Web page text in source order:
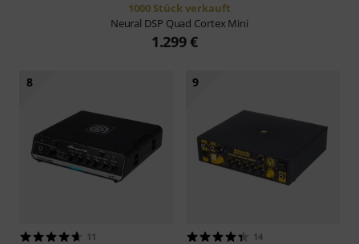
1000 Stück verkauft
Neural DSP Quad Cortex Mini
1.299 €
8
11
9
14